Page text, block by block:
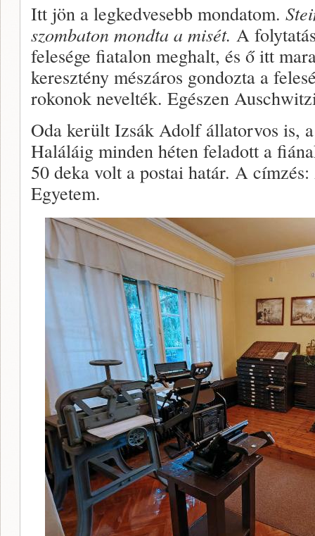
Itt jön a legkedvesebb mondatom.
szombaton mondta a misét. A
felesége fiatalon meghalt, és ő itt
keresztény mészáros gondozta a
rokonok nevelték. Egészen
Oda került Izsák Adolf állatorvos is,
Haláláig minden héten feladott a
50 deka volt a postai határ. A
Egyetem.